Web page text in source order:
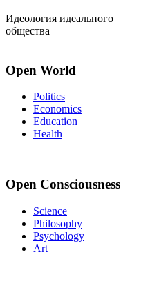
Идеология идеального
общества
Open World
Politics
Economics
Education
Health
Open Consciousness
Science
Philosophy
Psychology
Art